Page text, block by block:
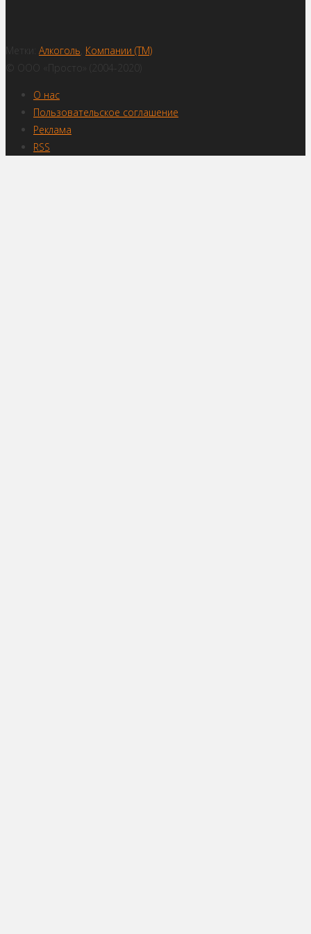
Метки: Алкоголь Компании (ТМ)
© ООО «Просто» (2004-2020)
О нас
Пользовательское соглашение
Реклама
RSS